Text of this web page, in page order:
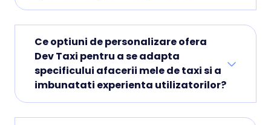
Ce optiuni de personalizare ofera
Dev Taxi pentru a se adapta
specificului afacerii mele de taxi si a
imbunatati experienta utilizatorilor?